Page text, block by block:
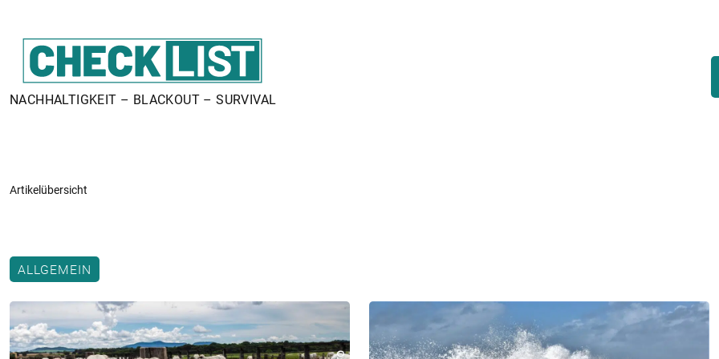
NACHHALTIGKEIT – BLACKOUT – SURVIVAL
Artikelübersicht
ALLGEMEIN